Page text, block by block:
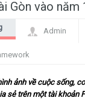
Gòn vào năm
Admin
ảnh về cuộc sống,
sẻ trên một tài khoản